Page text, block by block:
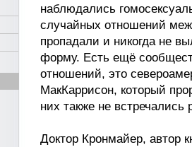
наблюдались
случайных отношений
пропадали и никогда не
форму. Есть ещё
отношений, это
МакКаррисон, который
них также не встречались
Доктор Кронмайер, автор